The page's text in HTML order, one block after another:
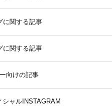
に関する記事
に関する記事
向けの記事
シャルINSTAGRAM